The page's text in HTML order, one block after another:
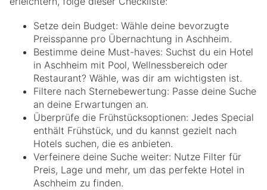
Setze dein Budget: Wähle deine bevorzugte
Preisspanne pro Übernachtung in Aschheim.
Bestimme deine Must-haves: Suchst du ein Hotel
in Aschheim mit Pool, Wellnessbereich oder
Restaurant? Wähle, was dir am wichtigsten ist.
Filtere nach Sternebewertung: Passe deine Suche
an deine Erwartungen an.
Überprüfe die Frühstücksoptionen: Jedes Special
enthält Frühstück, und du kannst gezielt nach
Hotels suchen, die es anbieten.
Verfeinere deine Suche weiter: Nutze Filter für
Preis, Lage und mehr, um das perfekte Hotel in
Aschheim zu finden.